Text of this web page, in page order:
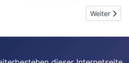
10 - An "Morgenblatt" Nächster
Weiter